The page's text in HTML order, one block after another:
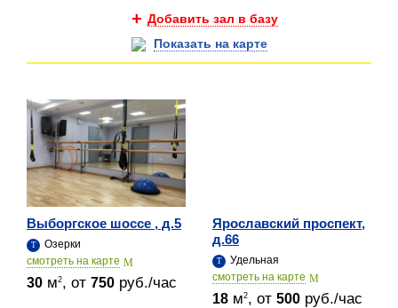
Добавить зал в базу
Показать на карте
Выборгское шоссе , д.5
Озерки
cмотреть на карте
30 м2, от 750 руб./час
Ярославский проспект,
д.66
Удельная
cмотреть на карте
18 м2, от 500 руб./час